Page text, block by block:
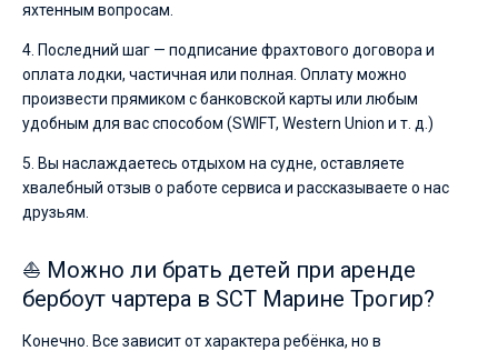
яхтенным вопросам.
4. Последний шаг — подписание фрахтового договора и
оплата лодки, частичная или полная. Оплату можно
произвести прямиком с банковской карты или любым
удобным для вас способом (SWIFT, Western Union и т. д.)
5. Вы наслаждаетесь отдыхом на судне, оставляете
хвалебный отзыв о работе сервиса и рассказываете о нас
друзьям.
⛵ Можно ли брать детей при аренде
бербоут чартера в SCT Марине Трогир?
Конечно. Все зависит от характера ребёнка, но в